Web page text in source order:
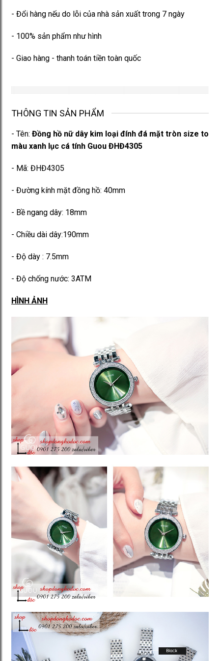
- Đổi hàng nếu do lỗi của nhà sản xuất trong 7 ngày
- 100% sản phẩm như hình
- Giao hàng - thanh toán tiền toàn quốc
THÔNG TIN SẢN PHẨM
- Tên: Đồng hồ nữ dây kim loại đính đá mặt tròn size to
màu xanh lục cá tính Guou ĐHĐ4305
- Mã: ĐHĐ4305
- Đường kính mặt đồng hồ: 40mm
- Bề ngang dây: 18mm
- Chiều dài dây:190mm
- Độ dày : 7.5mm
- Độ chống nước: 3ATM
HÌNH ẢNH